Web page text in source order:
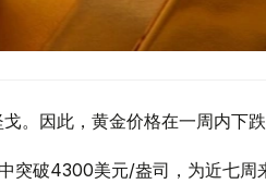
。因此，黄金价格在一周内下
突破4300美元/盎司，为近七周